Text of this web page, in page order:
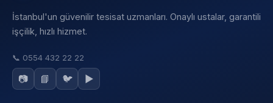
İstanbul'un güvenilir tesisat uzmanları. Onaylı ustalar, garantili
işçilik, hızlı hizmet.
📞 0554 432 22 22
📷 📘 🐦 ▶️